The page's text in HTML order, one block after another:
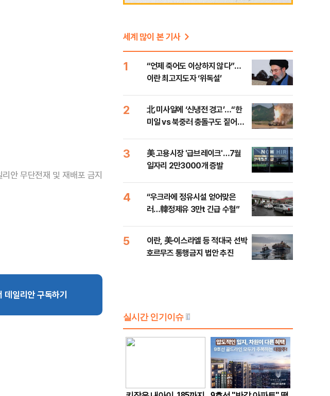
안 무단전재 및 재배포 금지
데일리안 구독하기
세계 많이 본 기사
1
“언제 죽어도 이상하지 않다”…
이란 최고지도자 ‘위독설’
2
北 미사일에 ‘신냉전 경고’…“한
미일 vs 북중러 충돌구도 짙어진
3
美 고용시장 '급브레이크'…7월
일자리 2만3000개 증발
4
“우크라에 정유시설 얻어맞은
러…韓정제유 3만t 긴급 수혈”
5
이란, 美·이스라엘 등 적대국 선박
호르무즈 통행금지 법안 추진